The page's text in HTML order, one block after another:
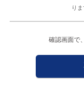
り
確認画面で